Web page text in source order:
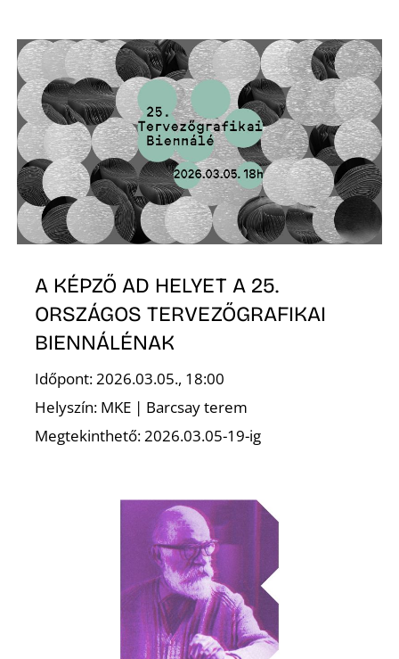
A KÉPZŐ AD HELYET A 25.
ORSZÁGOS TERVEZŐGRAFIKAI
BIENNÁLÉNAK
Időpont: 2026.03.05., 18:00
Helyszín: MKE | Barcsay terem
Megtekinthető: 2026.03.05-19-ig